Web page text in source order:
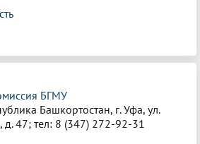
БГМУ
Башкортостан, г. Уфа, ул.
д. 47; тел: 8 (347) 272-92-31